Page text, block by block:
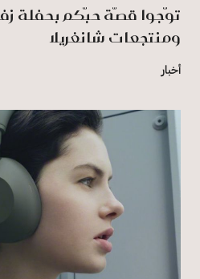
توّجوا قصّة حبّكم بحفلة
ومنتجعات شانغريلا
أخبار